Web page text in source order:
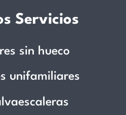
Servicios
sin hueco
unifamiliares